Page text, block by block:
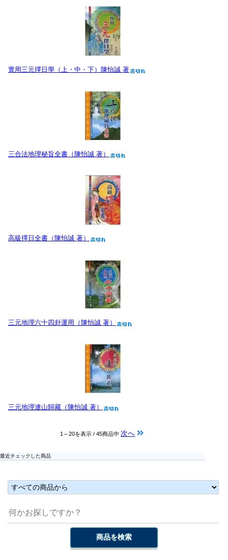
實用三元擇日學（上・中・下）陳怡誠 著
三合法地理秘旨全書（陳怡誠 著）
高級擇日全書（陳怡誠 著）
三元地理六十四卦運用（陳怡誠 著）
三元地理連山歸藏（陳怡誠 著）
1～20を表示 / 45商品中 次へ
最近チェックした商品